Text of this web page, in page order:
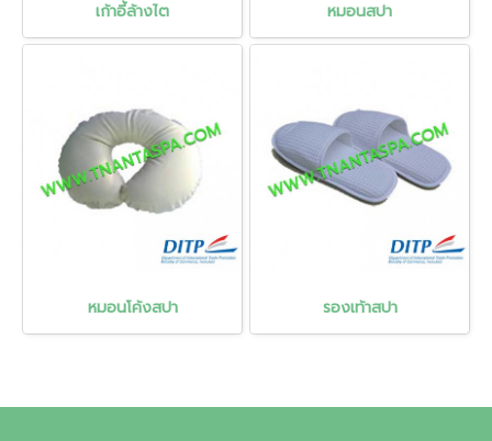
เก้าอี้ล้างไต หมอนสปา
หมอนโค้งสปา รองเท้าสปา